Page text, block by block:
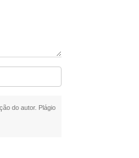
do autor. Plágio